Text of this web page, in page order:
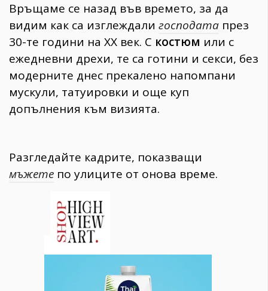
Gentlemen
382
Wellness
Връщаме се назад във времето, за да
видим как са изглеждали господата през
30-те години на ХХ век. С костюм или с
ежедневни дрехи, те са готини и секси, без
модерните днес прекалено напомпани
мускули, татуировки и още куп
допълнения към визията.
Разгледайте кадрите, показващи
мъжете по улиците от онова време.